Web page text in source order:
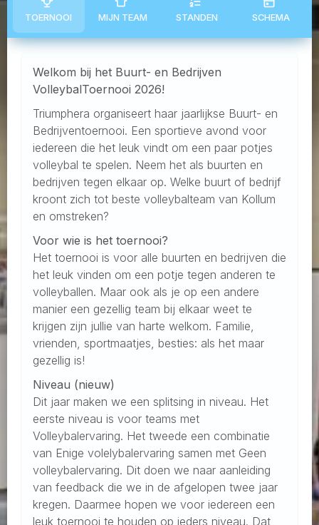
TOERNOOI MIJN TEAM STANDEN SCHEMA
Welkom bij het Buurt- en Bedrijven
VolleybalToernooi 2026!
Triumphera organiseert haar jaarlijkse Buurt- en
Bedrijventoernooi. Een sportieve avond voor
iedereen die het leuk vindt om een paar potjes
volleybal te spelen. Neem het als buurten en
bedrijven tegen elkaar op. Welke buurt of bedrijf
kroont zich tot beste volleybalteam van Kollum
en omstreken?
Voor wie is het toernooi?
Het toernooi is voor alle buurten en bedrijven die
het leuk vinden om een potje tegen anderen te
volleyballen. Maar ook als je op een andere
manier een gezellig team bij elkaar weet te
krijgen zijn jullie van harte welkom. Familie,
vrienden, sportmaatjes, besties: als het maar
gezellig is!
Niveau (nieuw)
Dit jaar maken we een splitsing in niveau. Het
eerste niveau is voor teams met
Volleybalervaring. Het tweede een combinatie
van Enige volelybalervaring samen met Geen
volleybalervaring. Dit doen we naar aanleiding
van feedback die we in de afgelopen twee jaar
kregen. Daarmee hopen we voor iedereen een
leuk toernooi te houden op ieders niveau. Dat